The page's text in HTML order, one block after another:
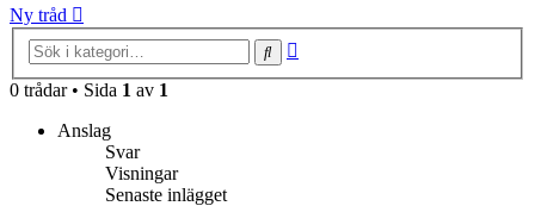
Ny tråd
Sök
0 trådar • Sida 1 av 1
Anslag
Svar
Visningar
Senaste inlägget